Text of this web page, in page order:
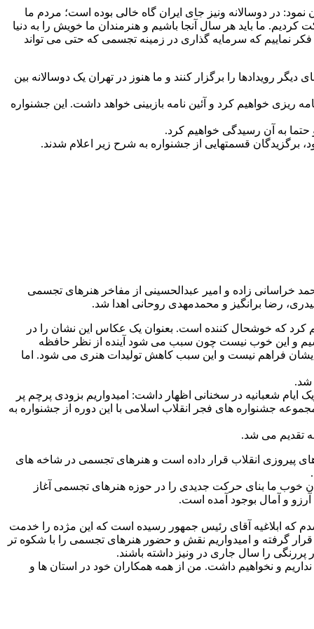
در دوسالانه ونیز جای ایران گاه خالی بوده است؛ مردم ما
می کنند اما کسی گلایه نمی کند که چرا فقط ۹ بار در دوسالانه های ونیز شرکت کردیم. ما باید هر سال آنجا باشیم و هنرمندان ما خویش را به دنیا
فکر نماییم که سرمایه گذاری در زمینه تجسمی که حتی می تواند
رویدادها را برگزار کنند و ما هنوز در تهران یک دوسالانه بین
تمام می شود برای جشنواره هفدهم برنامه ریزی خواهیم کرد و آئین نامه بازبینی خواهد داشت. این جشنواره
به آن رسیدگی خواهیم کرد.
برگزیدگان قسمتهایی از جشنواره به شرح زیر اعلام شدند.
خراسانی زاده و امیر عبدالحسینی از مفاخر هنرهای تجسمی
رضا برانگیز و محمدمهدی روحانی اهدا شد.
که خوشحال کننده است. بعنوان یک عکاس این نشان را در
و این خوب نیست چون سبب می شود آینده از نظر حافظه
فراهم نیست و این سبب کاهش تولیدات هنری می شود. اما
شد.
شعبانیه در سخنانی اظهار داشت: امیدواریم بزودی پرچم پر
جشنواره های فجر انقلاب اسلامی با این دوره از جشنواره به
تقدیم می شد.
پیروزی انقلاب قرار داده است و هنرهای تجسمی در شاخه های
خوب ما بنای حرکت جدیدی را در حوزه هنرهای تجسمی آغاز
و آمال بوجود آمده است.
که ابلاغیه آقای رئیس جمهور رسیده است که این مژده را خدمت
گرفته و امیدواریم نقش و حضور هنرهای تجسمی را با شکوه تر
را سال جاری در ونیز داشته باشند.
و نخواهیم داشت. من از همه همکاران خود در استان ها و